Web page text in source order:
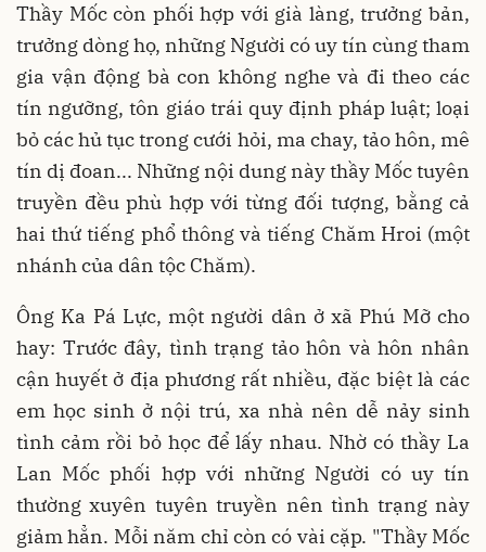
Thầy Mốc còn phối hợp với già làng, trưởng bản,
trưởng dòng họ, những Người có uy tín cùng tham
gia vận động bà con không nghe và đi theo các
tín ngưỡng, tôn giáo trái quy định pháp luật; loại
bỏ các hủ tục trong cưới hỏi, ma chay, tảo hôn, mê
tín dị đoan... Những nội dung này thầy Mốc tuyên
truyền đều phù hợp với từng đối tượng, bằng cả
hai thứ tiếng phổ thông và tiếng Chăm Hroi (một
nhánh của dân tộc Chăm).
Ông Ka Pá Lực, một người dân ở xã Phú Mỡ cho
hay: Trước đây, tình trạng tảo hôn và hôn nhân
cận huyết ở địa phương rất nhiều, đặc biệt là các
em học sinh ở nội trú, xa nhà nên dễ nảy sinh
tình cảm rồi bỏ học để lấy nhau. Nhờ có thầy La
Lan Mốc phối hợp với những Người có uy tín
thường xuyên tuyên truyền nên tình trạng này
giảm hẳn. Mỗi năm chỉ còn có vài cặp. "Thầy Mốc